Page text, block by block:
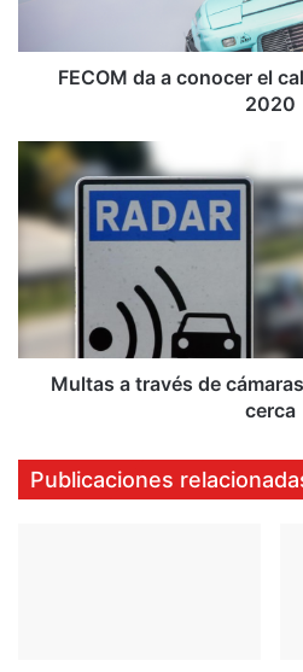
2020
FECOM da a conocer el
2020
Multas
través
de
están
vez
más
cercaMultas a través de
cerca
Publicaciones